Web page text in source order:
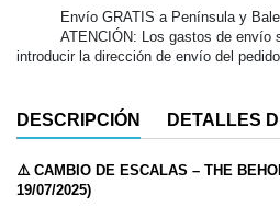
Envío GRATIS a Península y
ATENCIÓN: Los gastos de envío
introducir la dirección de envío del
DESCRIPCIÓN DETALLES
⚠️ CAMBIO DE ESCALAS – THE
19/07/2025)